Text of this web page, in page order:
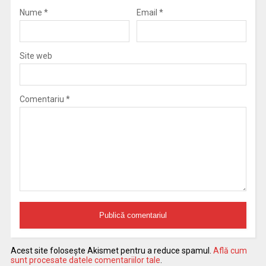
Nume * Email *
Site web
Comentariu *
Acest site folosește Akismet pentru a reduce spamul. Află cum
sunt procesate datele comentariilor tale